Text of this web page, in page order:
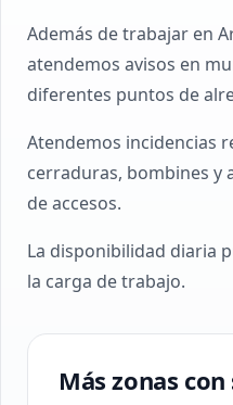
Además de trabajar en
atendemos avisos en
diferentes puntos de
Atendemos incidencias
cerraduras, bombines y
de accesos.
La disponibilidad diaria
la carga de trabajo.
Más zonas